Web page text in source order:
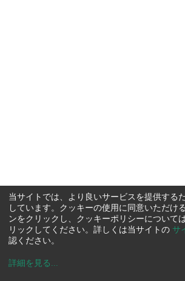
当サイトでは、より良いサービスを提供する
しています。クッキーの使用に同意いただけ
ンをクリックし、クッキーポリシーについて
リックしてください。詳しくは当サイトの サ
認ください。
詳細を見る ...